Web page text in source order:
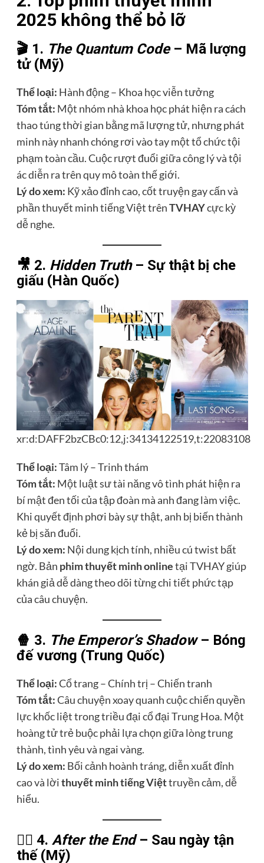
2025 không thể bỏ lỡ
🎬 1. The Quantum Code– Mã lượng
tử (Mỹ)
Thể loại: Hành động – Khoa học viễn tưởng
Tóm tắt: Một nhóm nhà khoa học phát hiện ra cách
thao túng thời gian bằng mã lượng tử, nhưng phát
minh này nhanh chóng rơi vào tay một tổ chức tội
phạm toàn cầu. Cuộc rượt đuổi giữa công lý và tội
ác diễn ra trên quy mô toàn thế giới.
Lý do xem: Kỹ xảo đỉnh cao, cốt truyện gay cấn và
phần thuyết minh tiếng Việt trênTVHAYcực kỳ
dễ nghe.
🎥 2. Hidden Truth– Sự thật bị che
giấu (Hàn Quốc)
xr:d:DAFF2bzCBc0:12,j:34134122519,t:22083108
Thể loại:Tâm lý – Trinh thám
Tóm tắt: Một luật sư tài năng vô tình phát hiện ra
bí mật đen tối của tập đoàn mà anh đang làm việc.
Khi quyết định phơi bày sự thật, anh bị biến thành
kẻ bị săn đuổi.
Lý do xem: Nội dung kịch tính, nhiều cú twist bất
ngờ. Bản phim thuyết minh onlinetại TVHAY giúp
khán giả dễ dàng theo dõi từng chi tiết phức tạp
của câu chuyện.
🍿 3. The Emperor’s Shadow– Bóng
đế vương (Trung Quốc)
Thể loại:Cổ trang – Chính trị – Chiến tranh
Tóm tắt:Câu chuyện xoay quanh cuộc chiến quyền
lực khốc liệt trong triều đại cổ đại Trung Hoa. Một
hoàng tử trẻ buộc phải lựa chọn giữa lòng trung
thành, tình yêu và ngai vàng.
Lý do xem: Bối cảnh hoành tráng, diễn xuất đỉnh
cao và lờithuyết minh tiếng Việttruyền cảm, dễ
hiểu.
🧟‍♂️ 4. After the End– Sau ngày tận
thế (Mỹ)